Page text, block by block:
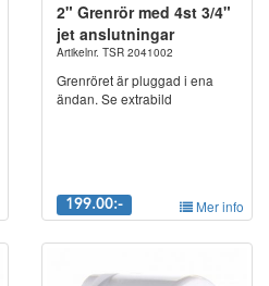
2" Grenrör med 4st 3/4"
jet anslutningar
Artikelnr. TSR 2041002
Grenröret är pluggad i ena
ändan. Se extrabild
199.00:- Mer info